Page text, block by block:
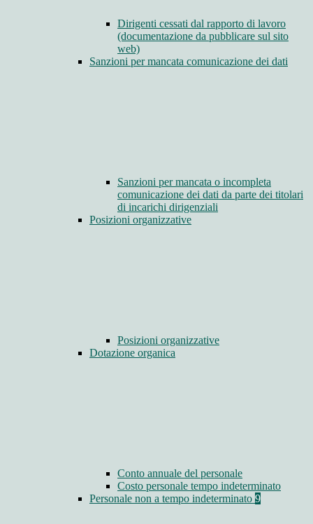
Dirigenti cessati dal rapporto di lavoro
(documentazione da pubblicare sul sito
web)
Sanzioni per mancata comunicazione dei dati
Sanzioni per mancata o incompleta
comunicazione dei dati da parte dei titolari
di incarichi dirigenziali
Posizioni organizzative
Posizioni organizzative
Dotazione organica
Conto annuale del personale
Costo personale tempo indeterminato
Personale non a tempo indeterminato 9